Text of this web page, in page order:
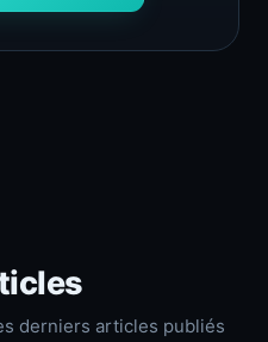
derniers articles publiés